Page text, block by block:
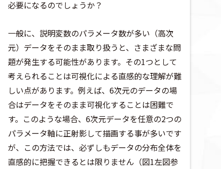
必要になるのでしょうか？
一般に、説明変数のパラメータ数が多い（高次
元）データをそのまま取り扱うと、さまざまな問
題が発生する可能性があります。その1つとして
考えられることは可視化による直感的な理解が難
しい点があります。例えば、6次元のデータの場
合はデータをそのまま可視化することは困難で
す。このような場合、6次元データを任意の2つの
パラメータ軸に正射影して描画する事が多いです
が、この方法では、必ずしもデータの分布全体を
直感的に把握できるとは限りません（図1左図参